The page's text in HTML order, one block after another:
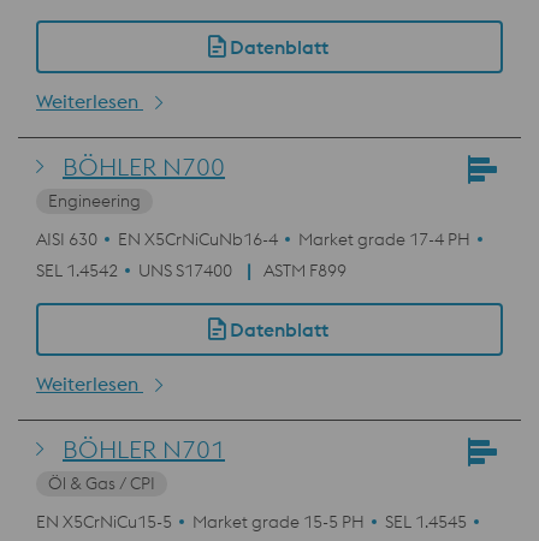
Datenblatt
Weiterlesen
BÖHLER N700
Engineering
AISI 630
EN X5CrNiCuNb16-4
Market grade 17-4 PH
SEL 1.4542
UNS S17400 ASTM F899
Datenblatt
Weiterlesen
BÖHLER N701
Öl & Gas / CPI
EN X5CrNiCu15-5
Market grade 15-5 PH
SEL 1.4545